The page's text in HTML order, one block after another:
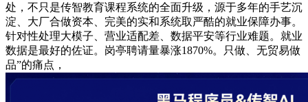
处，不只是传智教育课程系统的全面升级，源于多年的手艺沉
淀、大厂合做资本、完美的实和系统取严酷的就业保障办事。
针对性处理大模子、营业适配差、数据平安等行业难题。就业
数据是最好的佐证。岗亭聘请量暴涨1870%。只做、无贸易做
品”的痛点，